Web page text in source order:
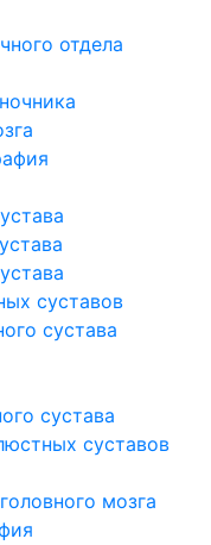
отдела
суставов
сустава
сустава
суставов
мозга